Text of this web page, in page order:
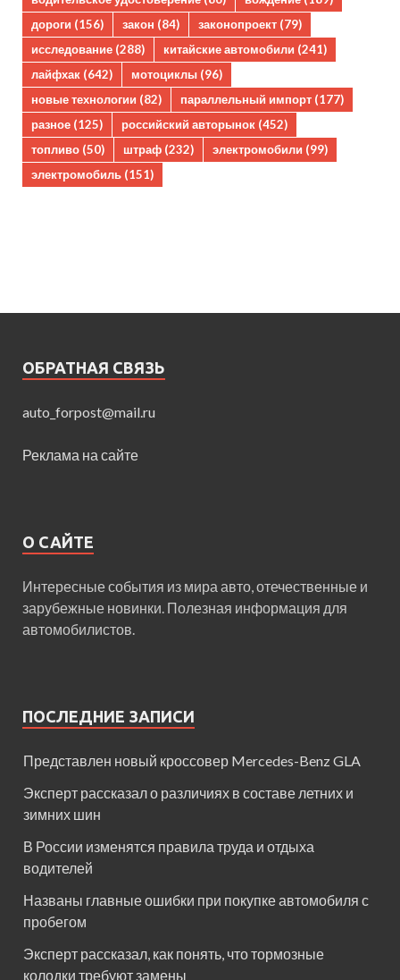
дороги (156) закон (84) законопроект (79)
исследование (288) китайские автомобили (241)
лайфхак (642) мотоциклы (96)
новые технологии (82) параллельный импорт (177)
разное (125) российский авторынок (452)
топливо (50) штраф (232) электромобили (99)
электромобиль (151)
ОБРАТНАЯ СВЯЗЬ
auto_forpost@mail.ru
Реклама на сайте
О САЙТЕ
Интересные события из мира авто, отечественные и
зарубежные новинки. Полезная информация для
автомобилистов.
ПОСЛЕДНИЕ ЗАПИСИ
Представлен новый кроссовер Mercedes-Benz GLA
Эксперт рассказал о различиях в составе летних и
зимних шин
В России изменятся правила труда и отдыха
водителей
Названы главные ошибки при покупке автомобиля с
пробегом
Эксперт рассказал, как понять, что тормозные
колодки требуют замены